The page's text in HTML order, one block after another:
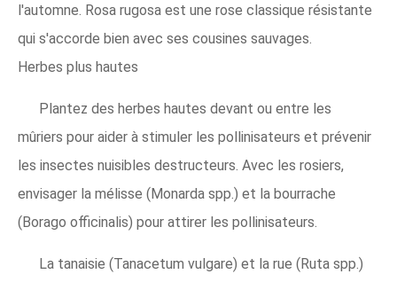
l'automne. Rosa rugosa est une rose classique résistante
qui s'accorde bien avec ses cousines sauvages.
Herbes plus hautes
Plantez des herbes hautes devant ou entre les
mûriers pour aider à stimuler les pollinisateurs et prévenir
les insectes nuisibles destructeurs. Avec les rosiers,
envisager la mélisse (Monarda spp.) et la bourrache
(Borago officinalis) pour attirer les pollinisateurs.
La tanaisie (Tanacetum vulgare) et la rue (Ruta spp.)